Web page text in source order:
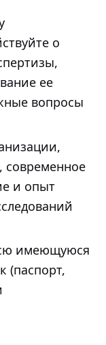
о
ее
вопросы
и опыт
имеющуюся
(паспорт,